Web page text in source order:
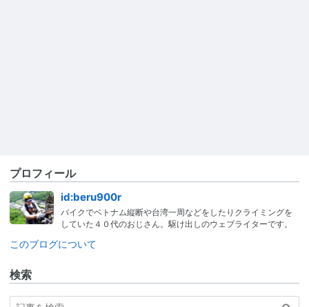
プロフィール
id:beru900r
バイクでベトナム縦断や台湾一周などをしたりクライミングを
していた４０代のおじさん。駆け出しのウェブライターです。
このブログについて
検索